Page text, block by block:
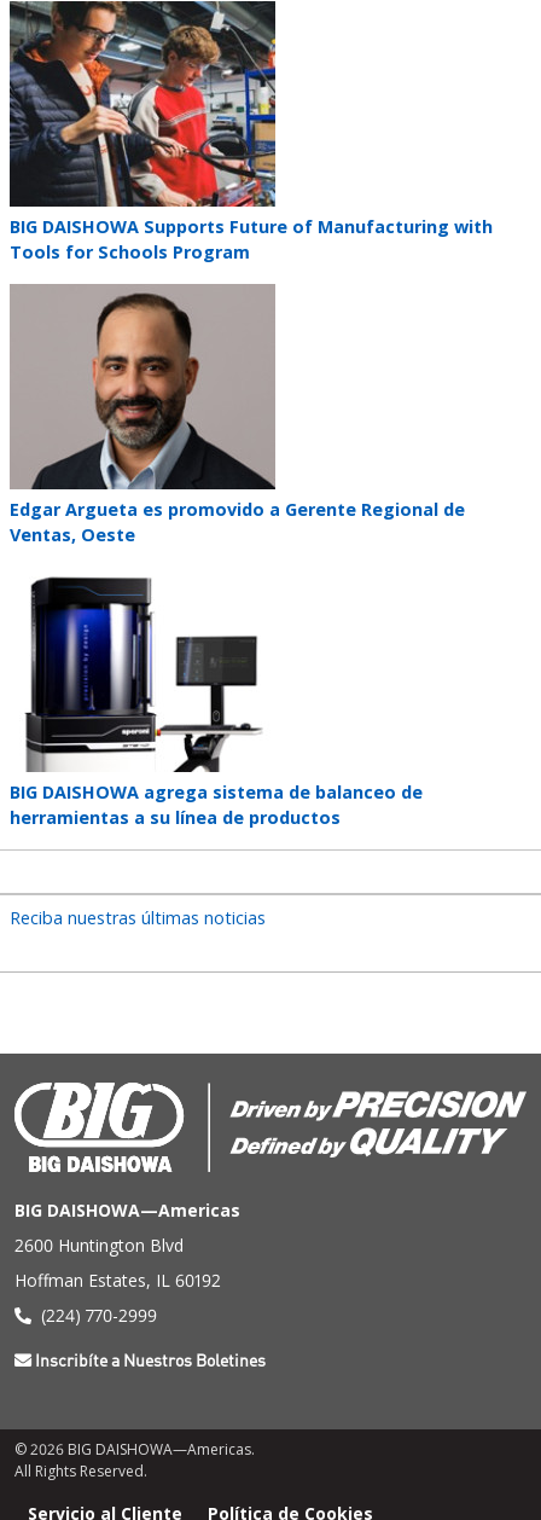
Teaser
image
Teaser
title
BIG DAISHOWA Supports Future of Manufacturing with
Tools for Schools Program
Teaser
title
Edgar Argueta es promovido a Gerente Regional de
Ventas, Oeste
Teaser
image
Teaser
title
BIG DAISHOWA agrega sistema de balanceo de
herramientas a su línea de productos
Reciba nuestras últimas noticias
BIG DAISHOWA—Americas
2600 Huntington Blvd
Hoffman Estates, IL 60192
(224) 770-2999
Inscribíte a Nuestros Boletines
© 2026 BIG DAISHOWA—Americas.
All Rights Reserved.
Servicio al Cliente Política de Cookies